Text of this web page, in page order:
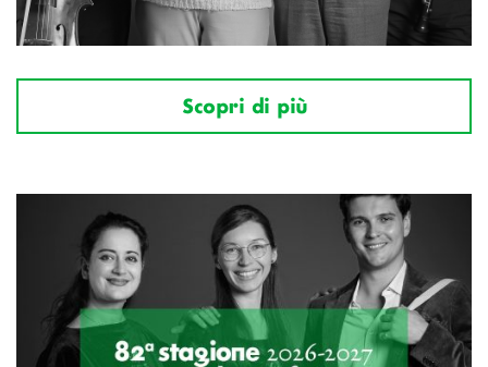
Scopri di più